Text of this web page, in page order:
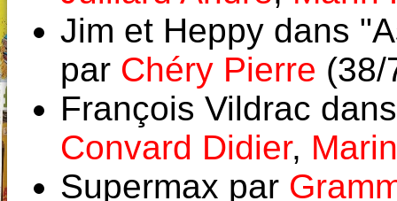
Jim et Heppy dans
par Chéry Pierre (38/
François Vildrac
Convard Didier,
Supermax par